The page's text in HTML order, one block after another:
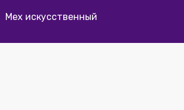
Мех искусственный